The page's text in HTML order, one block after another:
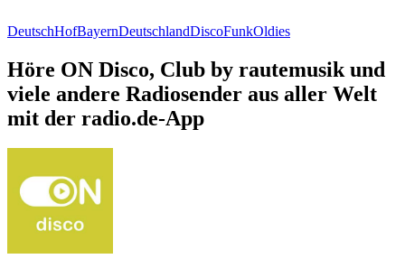
DeutschHofBayernDeutschlandDiscoFunkOldies
Höre ON Disco, Club by rautemusik und
viele andere Radiosender aus aller Welt
mit der radio.de-App